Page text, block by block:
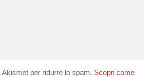
per ridurre lo spam. Scopri come